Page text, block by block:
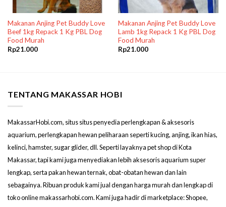
Makanan Anjing Pet Buddy Love
Beef 1kg Repack 1 Kg PBL Dog
Food Murah
Rp21.000
Makanan Anjing Pet Buddy Love
Lamb 1kg Repack 1 Kg PBL Dog
Food Murah
Rp21.000
TENTANG MAKASSAR HOBI
MakassarHobi.com, situs situs penyedia perlengkapan & aksesoris
aquarium, perlengkapan hewan peliharaan seperti kucing, anjing, ikan hias,
kelinci, hamster, sugar glider, dll. Seperti layaknya pet shop di Kota
Makassar, tapi kami juga menyediakan lebih aksesoris aquarium super
lengkap, serta pakan hewan ternak, obat-obatan hewan dan lain
sebagainya. Ribuan produk kami jual dengan harga murah dan lengkap di
toko online makassarhobi.com. Kami juga hadir di marketplace: Shopee,